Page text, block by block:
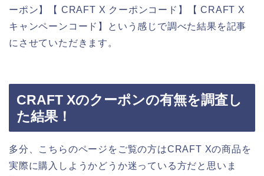
ーポン】【 CRAFT X クーポンコード】【 CRAFT X
キャンペーンコード】という感じで調べた結果を記事
にさせていただきます。
CRAFT Xのクーポンの有無を調査し
た結果！
多分、こちらのページをご覧の方はCRAFT Xの商品を
実際に購入しようかどうか迷っている方だと思いま